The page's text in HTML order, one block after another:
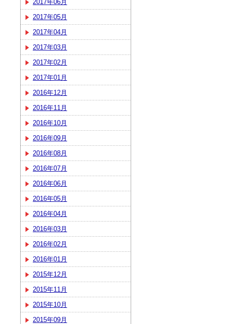
2017年06月
2017年05月
2017年04月
2017年03月
2017年02月
2017年01月
2016年12月
2016年11月
2016年10月
2016年09月
2016年08月
2016年07月
2016年06月
2016年05月
2016年04月
2016年03月
2016年02月
2016年01月
2015年12月
2015年11月
2015年10月
2015年09月